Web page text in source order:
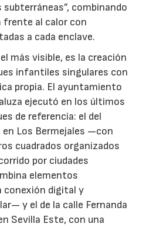
combinando
frente al calor con
a cada enclave.
más visible, es la creación
infantiles singulares con
propia. El ayuntamiento
ejecutó en los últimos
de referencia: el del
en Los Bermejales —con
cuadrados organizados
por ciudades
elementos
digital y
y el de la calle Fernanda
Sevilla Este, con una